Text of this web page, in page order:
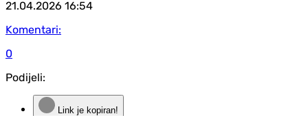
21.04.2026 16:54
Komentari:
0
Podijeli:
Link je kopiran!